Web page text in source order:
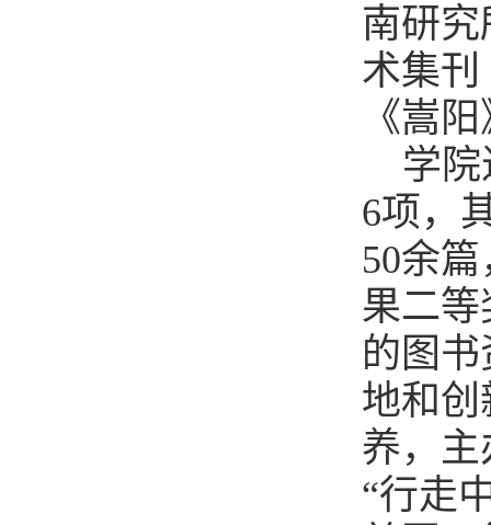
南研
术集
《嵩
学
6项，
50余
果二
的图
地和
养，主
“行走